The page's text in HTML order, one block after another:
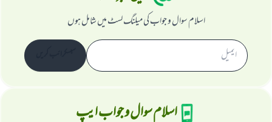
اسلام سوال و جواب کی میلنگ لسٹ میں شامل ہوں
اسلام سوال و جواب ایپ